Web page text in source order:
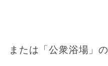
または「公衆浴場」の